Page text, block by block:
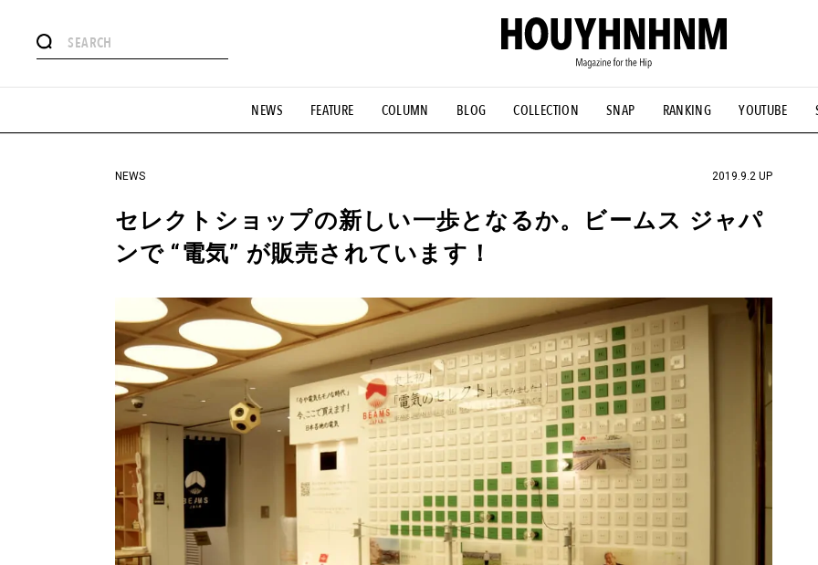
NEWS FEATURE COLUMN BLOG COLLECTION SNAP RANKING YOUTUBE
#憧れの逸品 #ESSENTIAL DESIGNS #古着サミット #NEW VINTAGE #マイナーグッド図鑑
#GH 銘品の所以 #フイナムのYouTube #Commune H #FOCUS IT #AH.H #ととけん #FASHION #MUSIC
#HANDSOME HANDBOOK
NEWS 2019.9.2 UP
セレクトショップの新しい一歩となるか。ビームス ジャパ
ンで “電気” が販売されています！